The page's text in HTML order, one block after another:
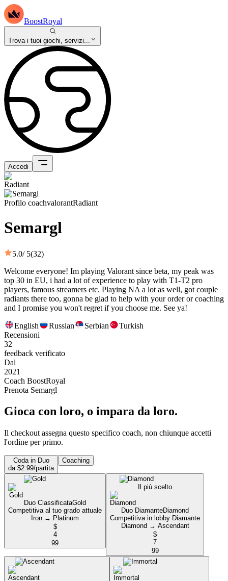
BoostRoyal
Trova i tuoi giochi, servizi...
Accedi
Profilo coachvalorantRadiant
Semargl
5.0/ 5(32)
Welcome everyone! Im playing Valorant since beta, my peak was
top 30 in EU, i had a lot of experience to play with T1-T2 pro
players, famous streamers etc. Playing NA a lot as well, got couple
radiants there too, gonna be glad to help with your order or coaching
and I promise you won't regret if you choose me. See ya!
English Russian Serbian
Turkish
Recensioni
32
feedback verificato
Dal
2021
Coach BoostRoyal
Prenota Semargl
Gioca con loro, o impara da loro.
Il checkout assegna questo specifico coach, non chiunque accetti
l'ordine per primo.
Coda in Duo
da $2.99/partita
Coaching
Duo ClassificataGold
Competitiva al tuo grado attuale
Iron → Platinum
$
4
99
Il più scelto
Duo DiamanteDiamond
Competitiva in lobby Diamante
Diamond → Ascendant
$
7
99